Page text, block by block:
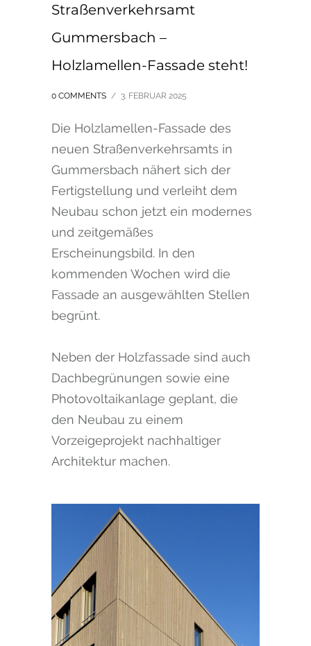
Straßenverkehrsamt
Gummersbach –
Holzlamellen-Fassade steht!
0 COMMENTS / 3. FEBRUAR 2025
Die Holzlamellen-Fassade des
neuen Straßenverkehrsamts in
Gummersbach nähert sich der
Fertigstellung und verleiht dem
Neubau schon jetzt ein modernes
und zeitgemäßes
Erscheinungsbild. In den
kommenden Wochen wird die
Fassade an ausgewählten Stellen
begrünt.
Neben der Holzfassade sind auch
Dachbegrünungen sowie eine
Photovoltaikanlage geplant, die
den Neubau zu einem
Vorzeigeprojekt nachhaltiger
Architektur machen.